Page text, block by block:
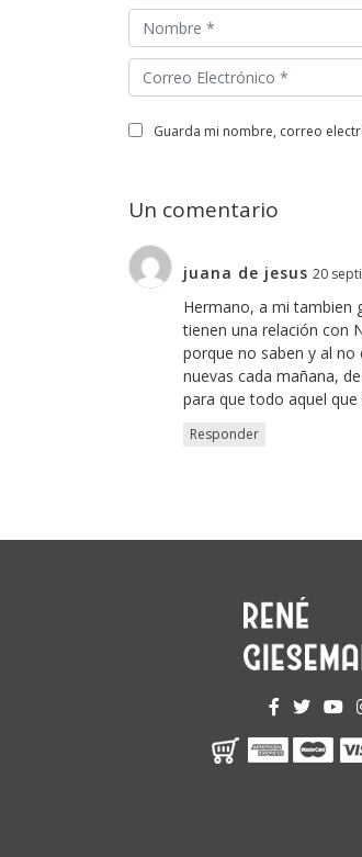
guarda mi nombre, correo
Un comentario
juana de jesus 20
Hermano, a mi tambien
tienen una relación con
porque no saben y al
nuevas cada mañana,
para que todo aquel
Responder